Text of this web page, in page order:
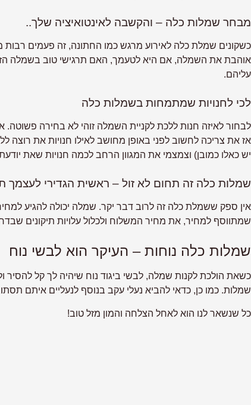
מבחר שמלות כלה – והקשבה לאינטואיציה שלך..
כשקונים שמלת כלה לאירוע מרגש כמו החתונה, זה פעמים
אוהבת את השמלה, אם היא לטעמך, האם תרגישי טוב בשמלה
עליהם.
לכי לחנויות שמתמחות בשמלות כלה
לבחור לאיזה חנות ללכת לקניית השמלה זוהי לא בחירה פשוטה.
אז את צריכה לחשוב לפני באופן מחושב לאילו חנויות את רוצה
יש כאלו כמובן) וצמצמי את המגוון הרחב לכמה חנויות שאת
שמלות כלה זה תחום לא זול – ראשית הגדירי לעצמך
אין ספק ששמלת כלה זה לרוב דבר יקר. שמלה יכולה להגיע
שמתווסף למחיר, את מחיר המשלוח ולכלול עלויות תיקונים
שמלות כלה נוחות – העיקר הוא לבשי נוח
כשאת הולכת לקנות שמלה, לבשי ביגוד נוח שיהיה לך קל להסיר
שמלות. כמו כן, כדאי להביא נעלי עקב בנוסף לנעליים איתם
כל שנשאר לנו הוא לאחל הצלחה והמון מזל טוב!